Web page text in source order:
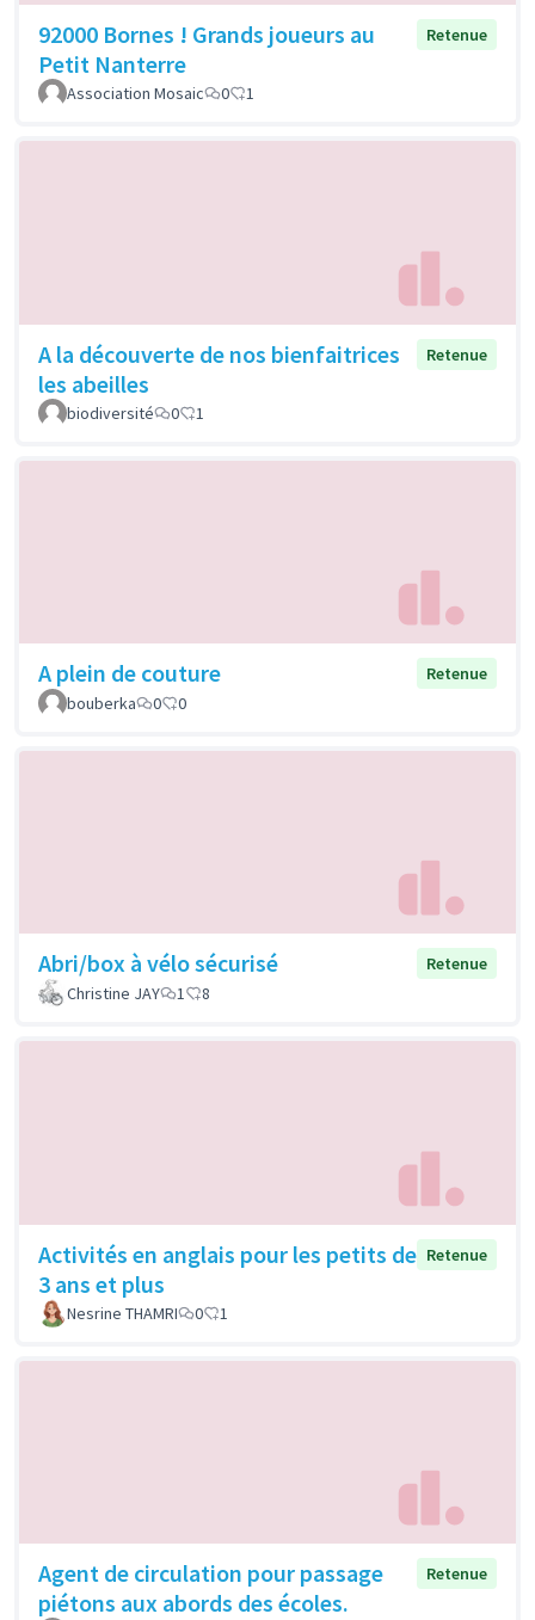
92000 Bornes ! Grands joueurs au
Petit Nanterre
Retenue
Association Mosaic 0 1
A la découverte de nos bienfaitrices
les abeilles
Retenue
biodiversité 0 1
A plein de couture
Retenue
bouberka
0 0
Abri/box à vélo sécurisé
Retenue
Christine JAY
1 8
Activités en anglais pour les petits de
3 ans et plus
Retenue
Nesrine THAMRI 0 1
Agent de circulation pour passage
piétons aux abords des écoles.
Retenue